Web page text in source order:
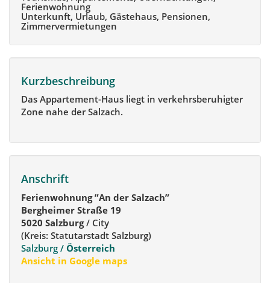
Ferienwohnung
Unterkunft, Urlaub, Gästehaus, Pensionen,
Zimmervermietungen
Kurzbeschreibung
Das Appartement-Haus liegt in verkehrsberuhigter
Zone nahe der Salzach.
Anschrift
Ferienwohnung ”An der Salzach”
Bergheimer Straße 19
5020 Salzburg/ City
(Kreis: Statutarstadt Salzburg)
Salzburg / Österreich
Ansicht in Google maps